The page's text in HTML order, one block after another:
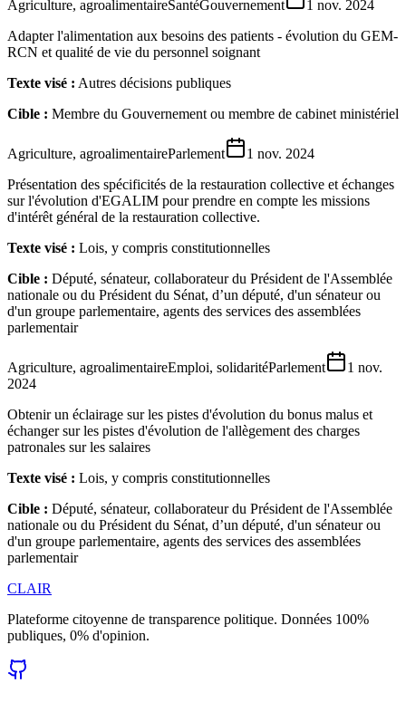
Agriculture, agroalimentaireSantéGouvernement
1 nov. 2024
Adapter l'alimentation aux besoins des patients - évolution du GEM-
RCN et qualité de vie du personnel soignant
Texte visé : Autres décisions publiques
Cible : Membre du Gouvernement ou membre de cabinet ministériel
Agriculture, agroalimentaireParlement
1 nov. 2024
Présentation des spécificités de la restauration collective et échanges
sur l'évolution d'EGALIM pour prendre en compte les missions
d'intérêt général de la restauration collective.
Texte visé : Lois, y compris constitutionnelles
Cible : Député, sénateur, collaborateur du Président de l'Assemblée
nationale ou du Président du Sénat, d’un député, d'un sénateur ou
d'un groupe parlementaire, agents des services des assemblées
parlementair
Agriculture, agroalimentaireEmploi, solidaritéParlement
1 nov.
2024
Obtenir un éclairage sur les pistes d'évolution du bonus malus et
échanger sur les pistes d'évolution de l'allègement des charges
patronales sur les salaires
Texte visé : Lois, y compris constitutionnelles
Cible : Député, sénateur, collaborateur du Président de l'Assemblée
nationale ou du Président du Sénat, d’un député, d'un sénateur ou
d'un groupe parlementaire, agents des services des assemblées
parlementair
CLAIR
Plateforme citoyenne de transparence politique. Données 100%
publiques, 0% d'opinion.